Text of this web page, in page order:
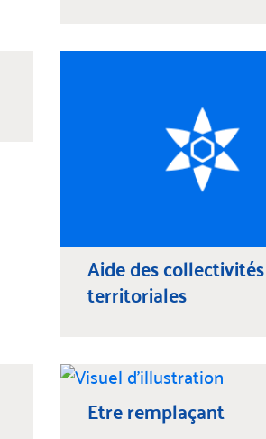
Aide des collectivités
territoriales
Etre remplaçant